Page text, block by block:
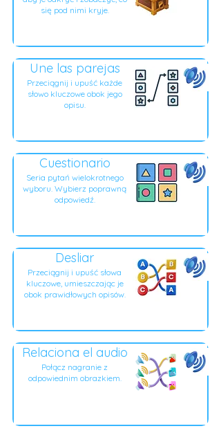
się pod nimi kryje.
Une las parejas
Przeciągnij i upuść każde
słowo kluczowe obok jego
opisu.
Cuestionario
Seria pytań wielokrotnego
wyboru. Wybierz poprawną
odpowiedź.
Desliar
Przeciągnij i upuść słowa
kluczowe, umieszczając je
obok prawidłowych opisów.
Relaciona el audio
Połącz nagranie z
odpowiednim obrazkiem.